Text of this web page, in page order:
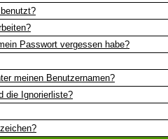
Passwort vergessen habe?
meinen Benutzernamen?
die Ignorierliste?